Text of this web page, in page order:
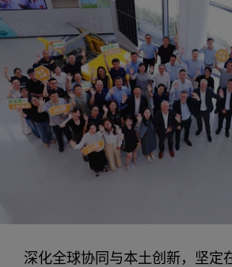
深化全球协同与本土创新，坚定